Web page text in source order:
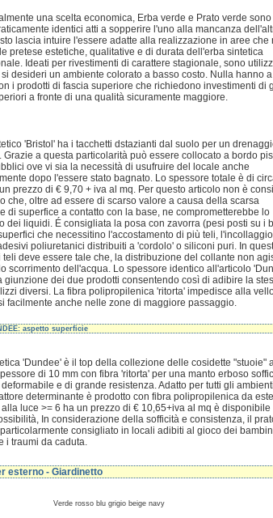
una scelta economica, Erba verde e Prato verde
identici atti a sopperire l'uno alla mancanza
lascia intuire l'essere adatte alla realizzazione in aree che
pretese estetiche, qualitative e di durata dell'erba sintetica
Ideati per rivestimenti di carattere stagionale, sono
desideri un ambiente colorato a basso costo. Nulla hanno
i prodotti di fascia superiore che richiedono investimenti di
a fronte di una qualità sicuramente maggiore.
'Bristol' ha i tacchetti dstazianti dal suolo per un
Grazie a questa particolarità può essere collocato a bordo
ove vi sia la necessità di usufruire del locale anche
dopo l'essere stato bagnato. Lo spessore totale è di
prezzo di € 9,70 + iva al mq. Per questo articolo non è
che, oltre ad essere di scarso valore a causa della scarsa
di superfice a contatto con la base, ne comprometterebbe lo
dei liquidi. É consigliata la posa con zavorra (pesi posti su i
che necessitino l'accostamento di più teli,
poliuretanici distribuiti a 'cordolo' o siliconi puri. In
teli deve essere tale che, la distribuzione del collante non
scorrimento dell'acqua. Lo spessore identico all'articolo
giunzione dei due prodotti consentendo così di adibire la
diversi. La fibra polipropilenica 'ritorta' impedisce alla
facilmente anche nelle zone di maggiore passaggio.
aspetto superficie
'Dundee' è il top della collezione delle cosidette "stuoie"
di 10 mm con fibra 'ritorta' per una manto erboso
e di grande resistenza. Adatto per tutti gli
determinante è prodotto con fibra polipropilenica da
luce >= 6 ha un prezzo di € 10,65+iva al mq è
In considerazione della sofficità e consistenza, il
consigliato in locali adibiti al gioco dei
i traumi da caduta.
esterno - Giardinetto
Verde rosso blu grigio beige navy